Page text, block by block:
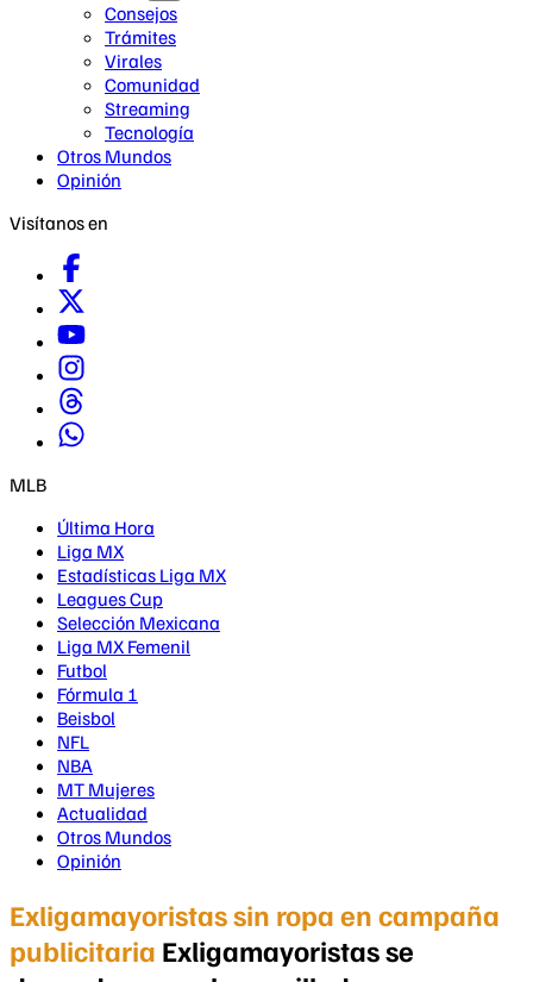
Consejos
Trámites
Virales
Comunidad
Streaming
Tecnología
Otros Mundos
Opinión
Visítanos en
MLB
Última Hora
Liga MX
Estadísticas Liga MX
Leagues Cup
Selección Mexicana
Liga MX Femenil
Futbol
Fórmula 1
Beisbol
NFL
NBA
MT Mujeres
Actualidad
Otros Mundos
Opinión
Exligamayoristas sin ropa en campaña
publicitaria Exligamayoristas se